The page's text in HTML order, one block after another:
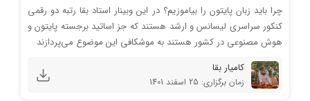
چرا باید زبان پایتون را بیاموزیم؟ در این وبینار استاد بقا رتبه دو رقمی
کنکور سراسری لیسانس و ارشد هستند که جز اساتید برجسته پایتون و
هوش مصنوعی در کشور هستند به موشکافی این موضوع می‌پردازند
کامیار بقا
زمان برگزاری: 25 اسفند 1401